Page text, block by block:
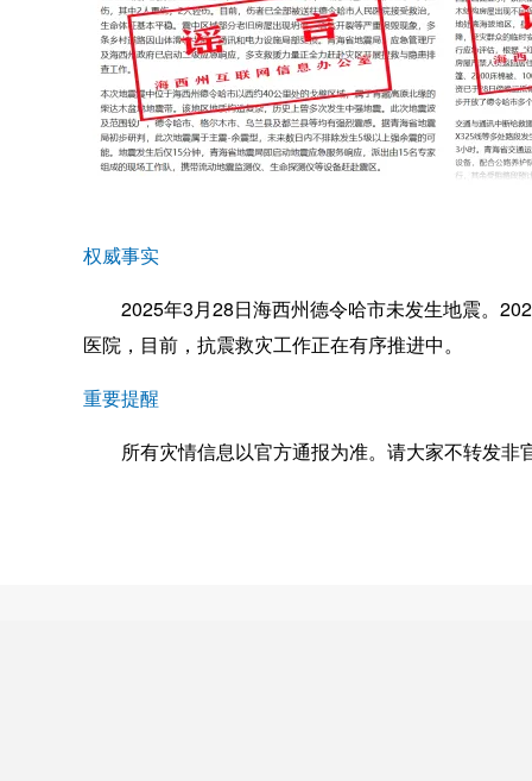
权威事实
2025年3月28日海西州德令哈市未发生地震。
医院，目前，抗震救灾工作正在有序推进中。
重要提醒
所有灾情信息以官方通报为准。请大家不转发非